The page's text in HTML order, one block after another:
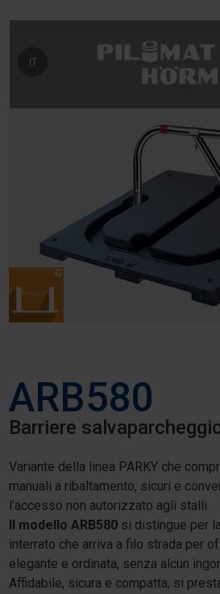
Seleziona la tua lingua
IT
ARB580
Barriere
Variante della linea PARKY che
manuali a ribaltamento, sicuri e
l’accesso non autorizzato agli stalli.
Il modello ARB580 si distingue per
interrato che arriva a filo strada per
elegante e ordinata, senza alcun
Affidabile, sicura e compatta, si